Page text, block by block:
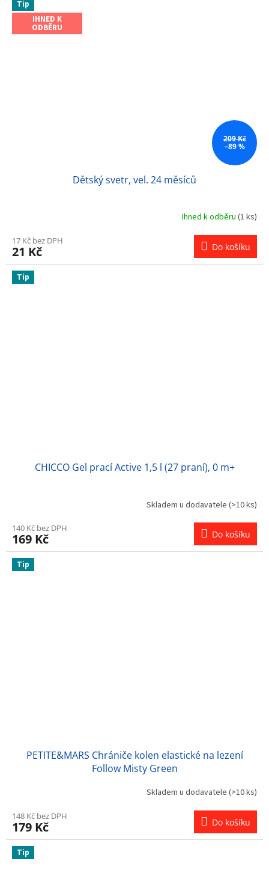
Tip
IHNED K
ODBĚRU
209 Kč
–89 %
Dětský svetr, vel. 24 měsíců
Ihned k odběru (1 ks)
17 Kč bez DPH
21 Kč Do košíku
Tip
CHICCO Gel prací Active 1,5 l (27 praní), 0 m+
Skladem u dodavatele (>10 ks)
140 Kč bez DPH
169 Kč Do košíku
Tip
PETITE&MARS Chrániče kolen elastické na lezení
Follow Misty Green
Skladem u dodavatele (>10 ks)
148 Kč bez DPH
179 Kč Do košíku
Tip